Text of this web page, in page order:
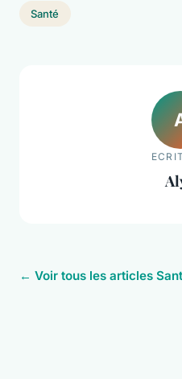
Santé
← Voir tous les articles